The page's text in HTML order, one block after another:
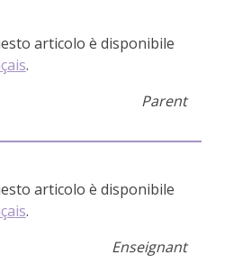
articolo è disponibile
.
Parent
articolo è disponibile
.
Enseignant